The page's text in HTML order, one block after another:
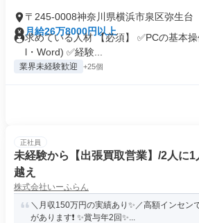
〒245-0008神奈川県横浜市泉区弥生台
月給26万8000円以上
求めている人材 【必須】 ✅PCの基本
l・Word) ✅経験...
業界未経験歓迎 +25個
正社員
未経験から【出張買取営業】/2人に1
越え
株式会社いーふらん
＼月収150万円の実績あり✨／高額インセン
があります❗ ✨賞与年2回✨...